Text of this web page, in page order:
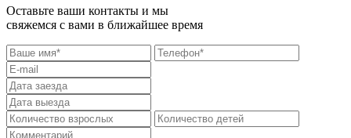
Оставьте ваши контакты и мы
свяжемся с вами в ближайшее время